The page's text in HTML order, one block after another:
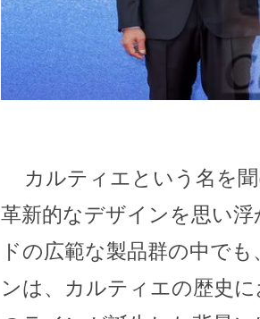
カルティエという名を
革新的なデザインを思い
ドの広範な製品群の中で
ンは、カルティエの歴史